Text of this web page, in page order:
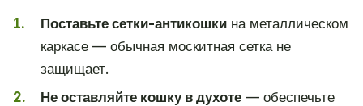
Поставьте сетки-антикошки на металлическом
каркасе — обычная москитная сетка не
защищает.
Не оставляйте кошку в духоте — обеспечьте